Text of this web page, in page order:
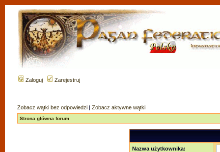
Zaloguj Zarejestruj
Zobacz wątki bez odpowiedzi | Zobacz aktywne wątki
Strona główna forum
Nazwa użytkownika: